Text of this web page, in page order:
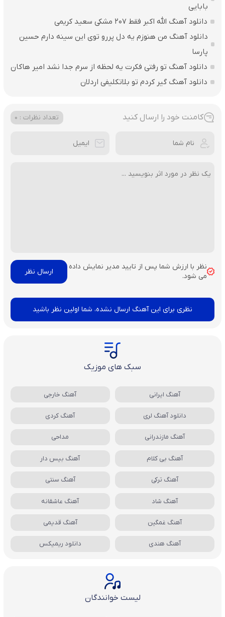
بابایی
دانلود آهنگ الله اکبر فقط 207 مشکی سعید کریمی
دانلود آهنگ من هنوزم یه دل پررو توی این سینه دارم حسین
پارسا
دانلود آهنگ تو رفتی فکرت یه لحظه از سرم جدا نشد امیر هاکان
دانلود آهنگ گیر کردم تو بلاتکلیفی اردلان
کامنت خود را ارسال کنید تعداد نظرات : 0
نظر با ارزش شما پس از تایید مدیر نمایش داده
می شود.
نظری برای این آهنگ ارسال نشده، شما اولین نظر باشید
سبک های موزیک
آهنگ ایرانی آهنگ خارجی
دانلود آهنگ لری آهنگ کردی
آهنگ مازندرانی مداحی
آهنگ بی کلام آهنگ بیس دار
آهنگ ترکی آهنگ سنتی
آهنگ شاد آهنگ عاشقانه
آهنگ غمگین آهنگ قدیمی
آهنگ هندی دانلود ریمیکس
لیست خوانندگان